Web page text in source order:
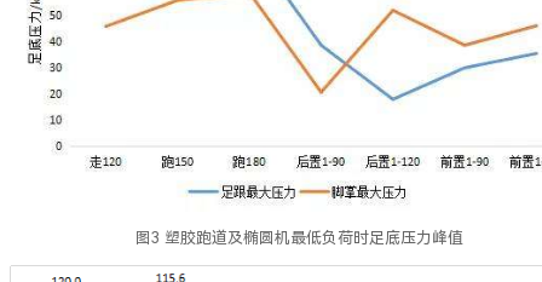
图3 塑胶跑道及椭圆机最低负荷时足底压力峰值